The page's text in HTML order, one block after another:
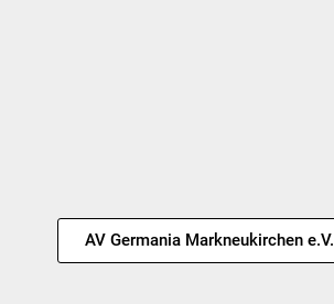
AV Germania Markneukirchen e.V.